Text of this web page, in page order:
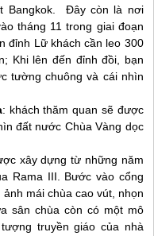
Bangkok. Đây còn là nơi
tháng 11 trong giai đoạn
đỉnh Lữ khách cần leo 300
Khi lên đến đỉnh đồi, bạn
tường chuông và cái nhìn
: khách thăm quan sẽ được
đất nước Chùa Vàng dọc
xây dựng từ những năm
Rama III. Bước vào cổng
mái chùa cao vút, nhọn
sân chùa còn có một mô
truyền giáo của nhà